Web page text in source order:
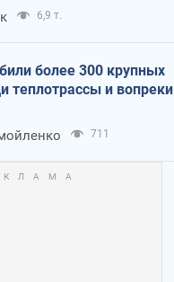
6,9 т.
более 300 крупных
теплотрассы и вопреки
711